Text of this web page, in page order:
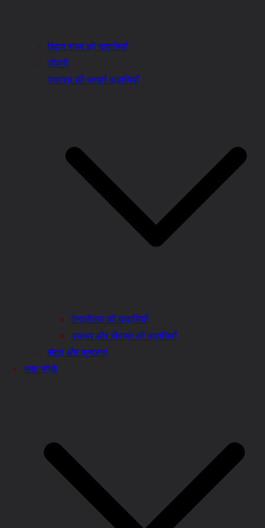
बिहार राज्य की कहानियाँ
जीवनी
पंचतंत्र की सम्पूर्ण कहानियाँ
तेनालीराम की कहानियाँ
अकबर और बीरबल की कहानियाँ
सेहत और सुन्दरता
भाषा सीखें